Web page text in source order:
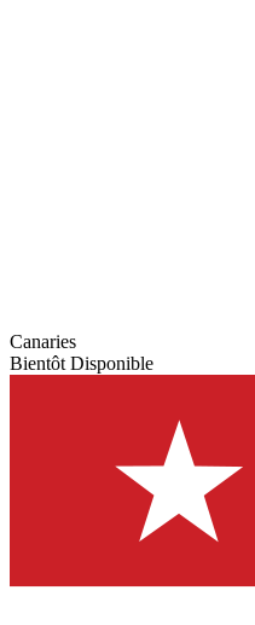
Canaries
Bientôt Disponible